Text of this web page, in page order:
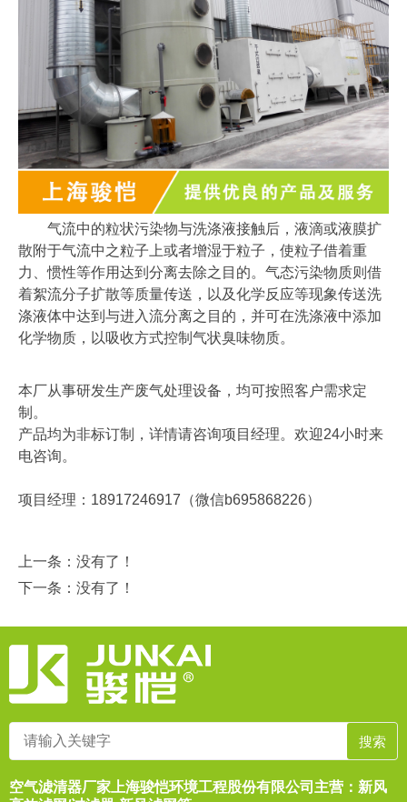
气流中的粒状污染物与洗涤液接触后，液滴或液膜扩
散附于气流中之粒子上或者增湿于粒子，使粒子借着重
力、惯性等作用达到分离去除之目的。气态污染物质则借
着絮流分子扩散等质量传送，以及化学反应等现象传送洗
涤液体中达到与进入流分离之目的，并可在洗涤液中添加
化学物质，以吸收方式控制气状臭味物质。
本厂从事研发生产废气处理设备，均可按照客户需求定
制。
产品均为非标订制，详情请咨询项目经理。欢迎24小时来
电咨询。
项目经理：18917246917（微信b695868226）
上一条：没有了！
下一条：没有了！
空气滤清器厂家上海骏恺环境工程股份有限公司主营：新风